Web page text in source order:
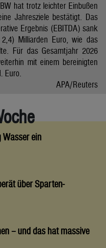
hat trotz leichter Einbußen
Jahresziele bestätigt. Das
Ergebnis (EBITDA) sank
Milliarden Euro, wie das
Für das Gesamtjahr 2026
mit einem bereinigten
Euro.
APA/Reuters
Wasser ein
über Sparten-
– und das hat massive